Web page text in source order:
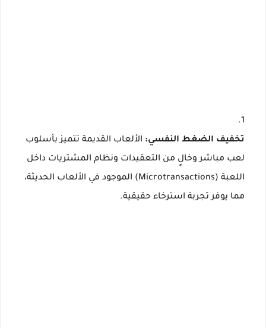
تخفيف الضغط النفسي: الألعاب القديمة تتميز بأسلوب
لعب مباشر وخالٍ من التعقيدات ونظام المشتريات داخل
اللعبة (Microtransactions) الموجود في الألعاب الحديثة،
مما يوفر تجربة استرخاء حقيقية.